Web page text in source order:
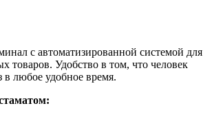
с автоматизированной системой для
товаров. Удобство в том, что человек
в любое удобное время.